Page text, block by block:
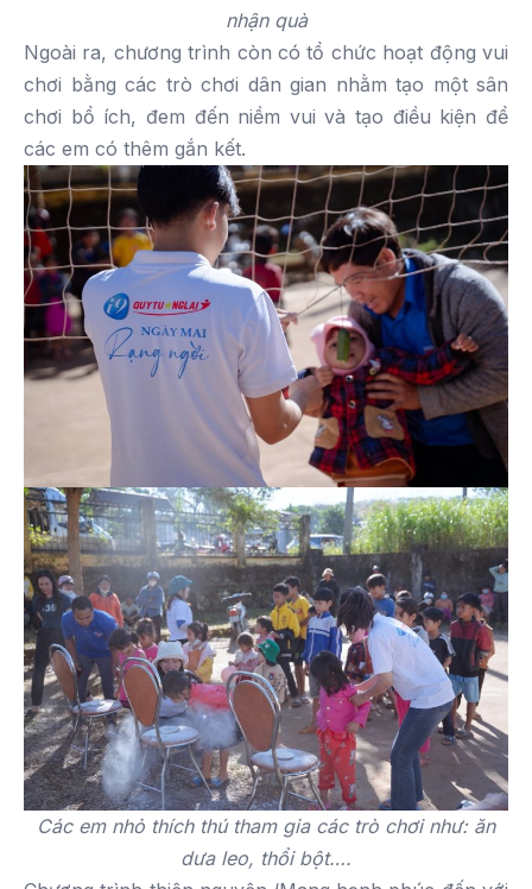
nhận quà
Ngoài ra, chương trình còn có tổ chức hoạt động vui
chơi bằng các trò chơi dân gian nhằm tạo một sân
chơi bổ ích, đem đến niềm vui và tạo điều kiện để
các em có thêm gắn kết.
Các em nhỏ thích thú tham gia các trò chơi như: ăn
dưa leo, thổi bột….